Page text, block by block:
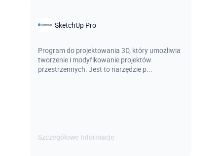
SketchUp Pro
Program do projektowania 3D, który umożliwia
tworzenie i modyfikowanie projektów
przestrzennych. Jest to narzędzie p...
Szczegółowe informacje